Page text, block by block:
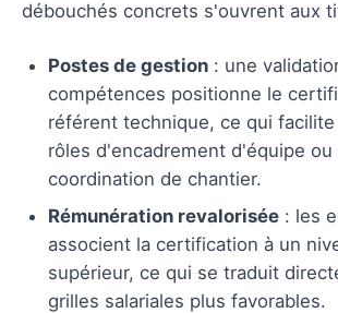
débouchés concrets s'ouvrent aux
Postes de gestion : une
compétences positionne le
référent technique, ce qui
rôles d'encadrement d'équipe ou
coordination de chantier.
Rémunération revalorisée : les
associent la certification à un
supérieur, ce qui se traduit
grilles salariales plus favorables.